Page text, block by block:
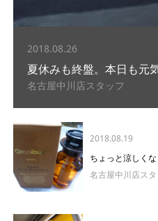
2018.08.26
夏休みも終盤。本日も元
名古屋中川店スタッフ
2018.08.19
ちょっと涼しく
名古屋中川店ス